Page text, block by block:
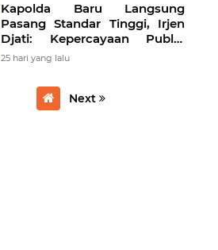
Kapolda Baru Langsung
Pasang Standar Tinggi, Irjen
Djati: Kepercayaan Publik
Harus Dijawab dengan Kerja
25 hari yang lalu
Next